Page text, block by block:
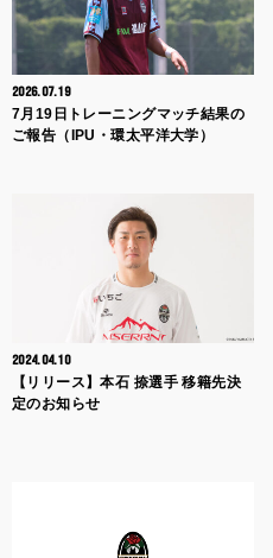
2026.07.19
7月19日トレーニングマッチ結果の
ご報告（IPU・環太平洋大学）
2024.04.10
【リリース】本石 捺選手 移籍先決
定のお知らせ